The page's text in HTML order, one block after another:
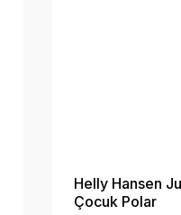
Helly Hansen
Çocuk Polar